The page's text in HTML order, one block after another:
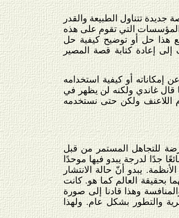
تتناول الطبيعة والقدر
التي تقوم على هذه
هذا حل أو توضيح كيفية حل
إلى إعادة كتابة قصة المصير
أو كيفية استخدامه
قال غاندي ولكنه لن يظهر في
اللاعنف ولكن حتى نستخدمه
عرضة للتجاهل المستمر من قبل
جدًا لدرجة يبدو فيها موحدًا
يبدو أنّ حالة الانتشار
بحقيقة العالم كما هو. كانت
وهذا قادنا إلى صورة
والتطور بشكل عام. ولهذا